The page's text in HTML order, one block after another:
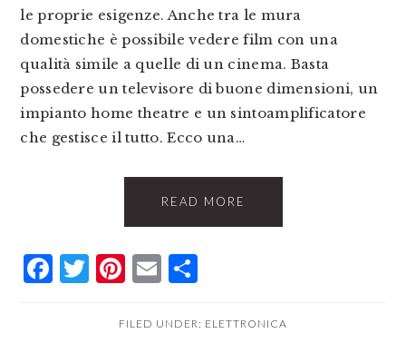
le proprie esigenze. Anche tra le mura
domestiche è possibile vedere film con una
qualità simile a quelle di un cinema. Basta
possedere un televisore di buone dimensioni, un
impianto home theatre e un sintoamplificatore
che gestisce il tutto. Ecco una…
READ MORE
Facebook
Twitter
Pinterest
Email
FILED UNDER: ELETTRONICA